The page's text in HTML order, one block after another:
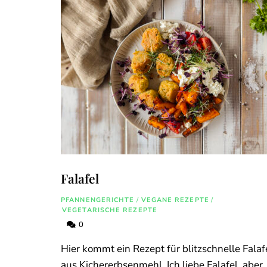
Falafel
PFANNENGERICHTE / VEGANE REZEPTE /
VEGETARISCHE REZEPTE
0
Hier kommt ein Rezept für blitzschnelle